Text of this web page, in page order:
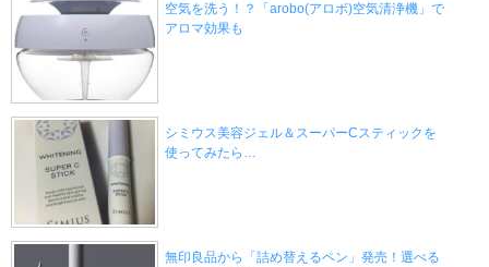
空気を洗う！？「arobo(アロボ)空気清浄機」で
アロマ効果も
シミウス美容ジェル＆スーパーCスティックを
使ってみたら…
無印良品から「詰め替えるペン」発売！選べる